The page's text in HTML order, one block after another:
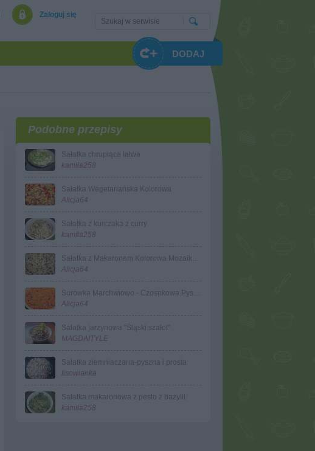
Zaloguj się
DODAJ
Podobne przepisy
Sałatka chrupiąca łatwa
kamila258
Sałatka Wegetariańska Kolorowa
Alicja64
Sałatka z kurczaka z curry
kamila258
Alicja64
Alicja64
Sałatka jarzynowa "Śląski szałot"
MAGDAITYLE
Salatka ziemniaczana-pyszna i prosta
lisowianka
Sałatka makaronowa z pesto z bazylii
kamila258